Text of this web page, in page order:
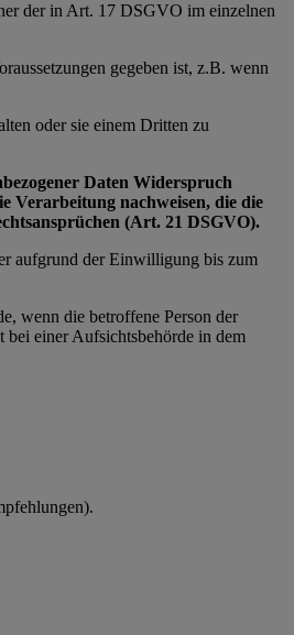
der in Art. 17 DSGVO im einzelnen
gegeben ist, z.B. wenn
oder sie einem Dritten zu
Daten Widerspruch
Verarbeitung nachweisen, die die
(Art. 21 DSGVO).
aufgrund der Einwilligung bis zum
wenn die betroffene Person der
bei einer Aufsichtsbehörde in dem